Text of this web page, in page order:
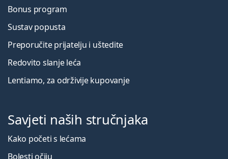
Bonus program
Sustav popusta
Preporučite prijatelju i uštedite
Redovito slanje leća
Lentiamo, za održivije kupovanje
Savjeti naših stručnjaka
Kako početi s lećama
Bolesti očiju